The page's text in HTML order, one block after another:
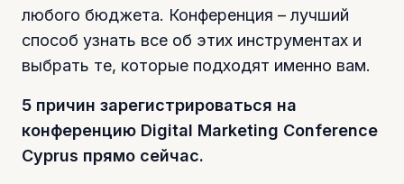
любого бюджета. Конференция – лучший
способ узнать все об этих инструментах и
выбрать те, которые подходят именно вам.
5 причин зарегистрироваться на
конференцию Digital Marketing Conference
Cyprus прямо сейчас.